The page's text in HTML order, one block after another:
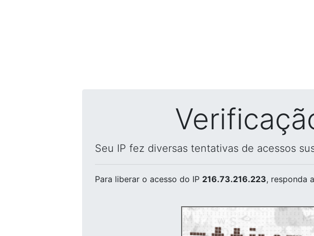
Seu IP fez diversas tentativas de acessos
Para liberar o acesso do IP 216.73.216.223, responda